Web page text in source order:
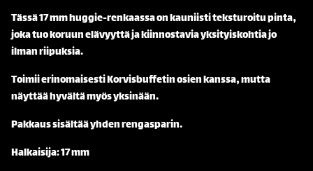
Tässä 17 mm huggie-renkaassa on kauniisti teksturoitu pinta,
joka tuo koruun elävyyttä ja kiinnostavia yksityiskohtia jo
ilman riipuksia.
Toimii erinomaisesti Korvisbuffetin osien kanssa, mutta
näyttää hyvältä myös yksinään.
Pakkaus sisältää yhden rengasparin.
Halkaisija: 17 mm